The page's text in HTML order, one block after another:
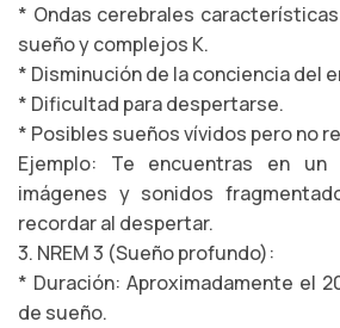
* Ondas cerebrales
sueño y complejos K.
* Disminución de la conciencia del
* Dificultad para despertarse.
* Posibles sueños vívidos pero no
Ejemplo: Te encuentras en
imágenes y sonidos
recordar al despertar.
3. NREM 3 (Sueño profundo):
* Duración: Aproximadamente el
de sueño.